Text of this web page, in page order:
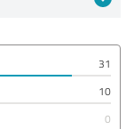
31
10
0